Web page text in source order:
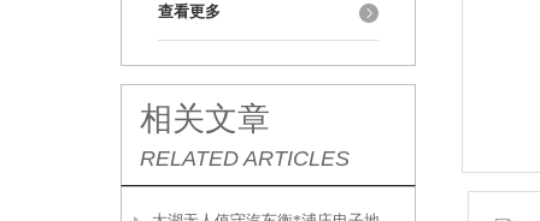
查看更多
相关文章
RELATED ARTICLES